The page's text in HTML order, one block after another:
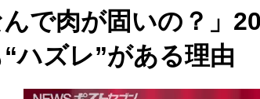
んで肉が固いの？」
ハズレ”がある理由